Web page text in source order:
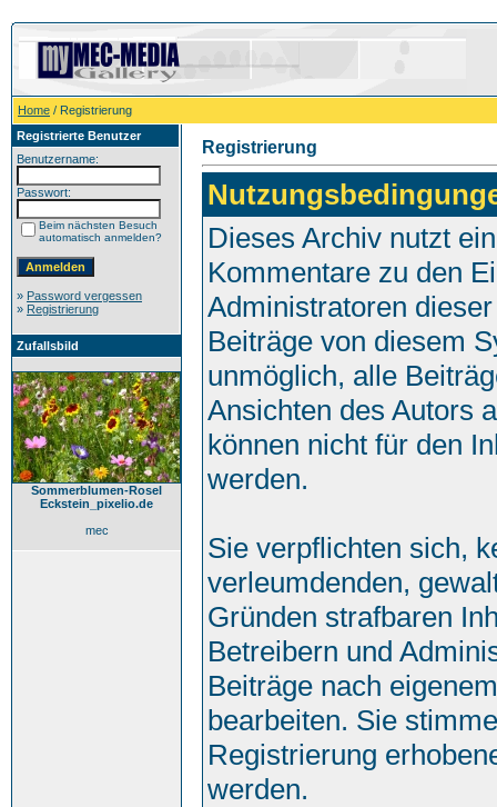
Home / Registrierung
Registrierte Benutzer
Benutzername:
Passwort:
Beim nächsten Besuch
automatisch anmelden?
» Password vergessen
» Registrierung
Zufallsbild
Sommerblumen-Rosel
Eckstein_pixelio.de
mec
Registrierung
Dieses Archiv nutzt
Kommentare zu den
Administratoren
Beiträge von diesem
unmöglich, alle
Ansichten des Autors
können nicht für den
werden.
Sie verpflichten sich,
verleumdenden,
Gründen strafbaren
Betreibern und
Beiträge nach
bearbeiten. Sie
Registrierung
werden.